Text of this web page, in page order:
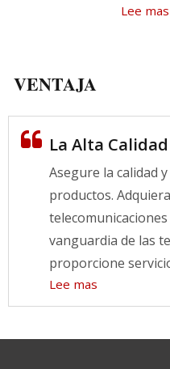
Lee mas
VENTAJA
La Alta
Asegure la calidad
productos.
vanguardia de las
proporcione
Lee mas